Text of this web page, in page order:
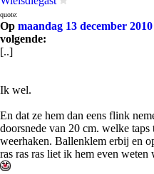
quote:
Op maandag 13 december
volgende:
[..]
Ik wel.
En dat ze hem dan eens flink
doorsnede van 20 cm. welke
weerhaken. Ballenklem erbij en
ras ras ras liet ik hem even weten